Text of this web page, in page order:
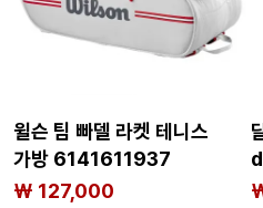
윌슨 팀 빠델 라켓 테니스
가방 6141611937
₩ 127,000